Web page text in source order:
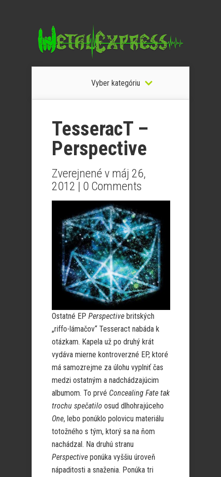
Vyber kategóriu
TesseracT –
Perspective
Zverejnené v máj 26,
2012 | 0 Comments
Ostatné EP Perspective britských
„riffo-lámačov“ Tesseract nabáda k
otázkam. Kapela už po druhý krát
vydáva mierne kontroverzné EP, ktoré
má samozrejme za úlohu vyplniť čas
medzi ostatným a nadchádzajúcim
albumom. To prvé Concealing Fate tak
trochu spečatilo osud dlhohrajúceho
One, lebo ponúklo polovicu materiálu
totožného s tým, ktorý sa na ňom
nachádzal. Na druhú stranu
Perspective ponúka vyššiu úroveň
nápaditosti a snaženia. Ponúka tri